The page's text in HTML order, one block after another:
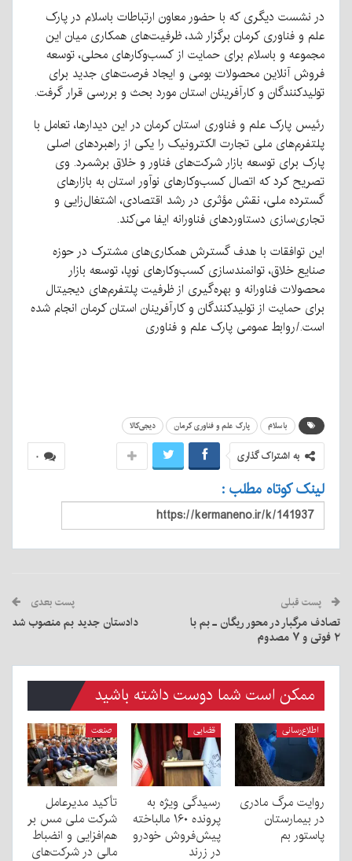
در نشست دیگری که با حضور معاون ارتباطات باسلام در پارک
علم و فناوری کرمان برگزار شد، ظرفیت‌های همکاری میان این
مجموعه و باسلام برای حمایت از کسب‌وکارهای محلی، توسعه
فروش آنلاین محصولات بومی و ایجاد فرصت‌های جدید برای
تولیدکنندگان و کارآفرینان استان مورد بحث و بررسی قرار گرفت.
رئیس پارک علم و فناوری استان کرمان در این دیدارها، تعامل با
پلتفرم‌های ملی تجارت الکترونیک را یکی از راهبردهای اصلی
پارک برای توسعه بازار شرکت‌های فناور و خلاق برشمرد. وی
تصریح کرد که اتصال کسب‌وکارهای نوآور استان به بازارهای
گسترده ملی، نقش مؤثری در رشد اقتصادی، اشتغال‌زایی و
تجاری‌سازی دستاوردهای فناورانه ایفا می‌کند.
این توافقات با هدف گسترش همکاری‌های مشترک در حوزه
صنایع خلاق، توانمندسازی کسب‌وکارهای نوپا، توسعه بازار
محصولات فناورانه و بهره‌گیری از ظرفیت پلتفرم‌های دیجیتال
برای حمایت از تولیدکنندگان و کارآفرینان استان کرمان انجام شده
است./روابط عمومی پارک علم و فناوری
باسلام پارک علم و فناوری کرمان دیجی‌کالا
۰ به اشتراک گذاری
لینک کوتاه مطلب :
پست قبلی
تصادف مرگبار در محور ریگان ـ بم با
۲ فوتی و ۷ مصدوم
پست بعدی
دادستان جدید بم منصوب شد
ممکن است شما دوست داشته باشید
اطلاع‌رسانی
روایت مرگ مادری
در بیمارستان
پاستور بم
قضایی
رسیدگی ویژه به
پرونده ۱۶۰ مالباخته
پیش‌فروش خودرو
در زرند
صنعت
تأکید مدیرعامل
شرکت ملی مس بر
هم‌افزایی و انضباط
مالی در شرکت‌های